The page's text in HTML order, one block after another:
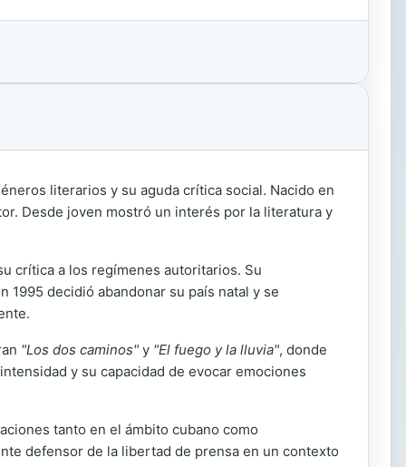
literarios y su aguda crítica social. Nacido en
Desde joven mostró un interés por la literatura y
crítica a los regímenes autoritarios. Su
decidió abandonar su país natal y se
"Los dos caminos" y "El fuego y la lluvia", donde
y su capacidad de evocar emociones
tanto en el ámbito cubano como
defensor de la libertad de prensa en un contexto